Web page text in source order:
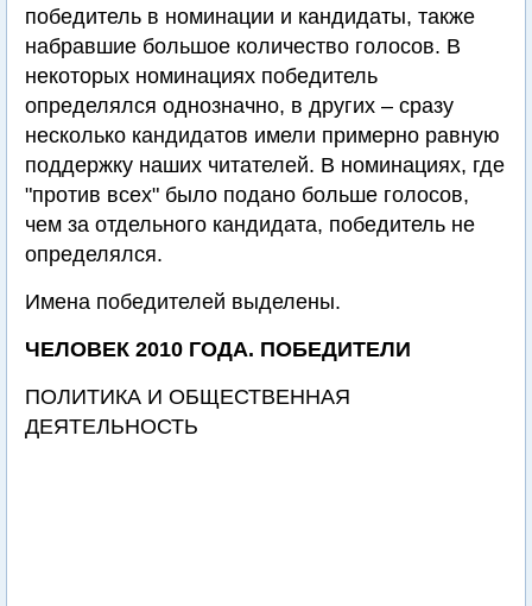
победитель в номинации и кандидаты, также
набравшие большое количество голосов. В
некоторых номинациях победитель
определялся однозначно, в других – сразу
несколько кандидатов имели примерно равную
поддержку наших читателей. В номинациях, где
"против всех" было подано больше голосов,
чем за отдельного кандидата, победитель не
определялся.
Имена победителей выделены.
ЧЕЛОВЕК 2010 ГОДА. ПОБЕДИТЕЛИ
ПОЛИТИКА И ОБЩЕСТВЕННАЯ
ДЕЯТЕЛЬНОСТЬ